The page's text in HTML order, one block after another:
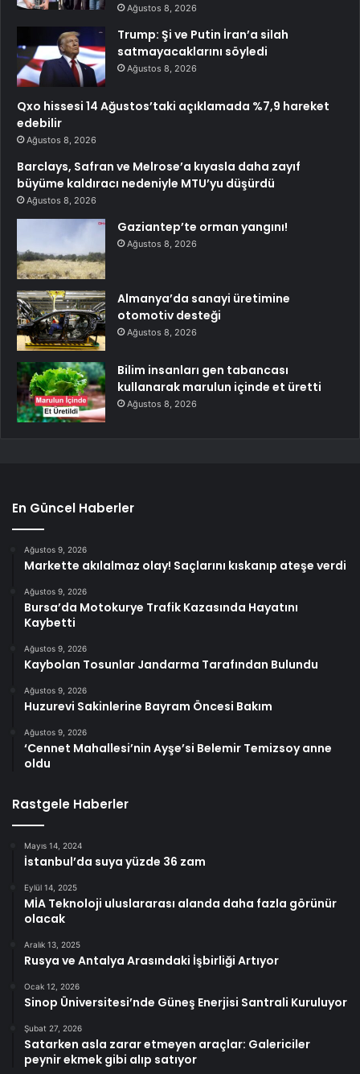
Ağustos 8, 2026
Trump: Şi ve Putin İran’a silah
satmayacaklarını söyledi
Ağustos 8, 2026
Qxo hissesi 14 Ağustos’taki açıklamada %7,9 hareket
edebilir
Ağustos 8, 2026
Barclays, Safran ve Melrose’a kıyasla daha zayıf
büyüme kaldıracı nedeniyle MTU’yu düşürdü
Ağustos 8, 2026
Gaziantep’te orman yangını!
Ağustos 8, 2026
Almanya’da sanayi üretimine
otomotiv desteği
Ağustos 8, 2026
Bilim insanları gen tabancası
kullanarak marulun içinde et üretti
Ağustos 8, 2026
En Güncel Haberler
Ağustos 9, 2026
Markette akılalmaz olay! Saçlarını kıskanıp ateşe verdi
Ağustos 9, 2026
Bursa’da Motokurye Trafik Kazasında Hayatını
Kaybetti
Ağustos 9, 2026
Kaybolan Tosunlar Jandarma Tarafından Bulundu
Ağustos 9, 2026
Huzurevi Sakinlerine Bayram Öncesi Bakım
Ağustos 9, 2026
‘Cennet Mahallesi’nin Ayşe’si Belemir Temizsoy anne
oldu
Rastgele Haberler
Mayıs 14, 2024
İstanbul’da suya yüzde 36 zam
Eylül 14, 2025
MİA Teknoloji uluslararası alanda daha fazla görünür
olacak
Aralık 13, 2025
Rusya ve Antalya Arasındaki İşbirliği Artıyor
Ocak 12, 2026
Sinop Üniversitesi’nde Güneş Enerjisi Santrali Kuruluyor
Şubat 27, 2026
Satarken asla zarar etmeyen araçlar: Galericiler
peynir ekmek gibi alıp satıyor